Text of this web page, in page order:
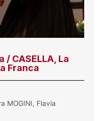
/ CASELLA, La
Franca
MOGINI, Flavia